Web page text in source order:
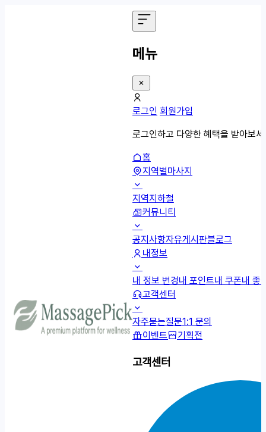
메뉴
로그인 회원가입
로그인하고 다양한 혜택을 받아보
홈
지역별마사지
지역지하철
커뮤니티
공지사항자유게시판블로그
내정보
내 정보 변경내 포인트내 쿠폰내 좋
고객센터
자주묻는질문1:1 문의
이벤트
기획전
고객센터